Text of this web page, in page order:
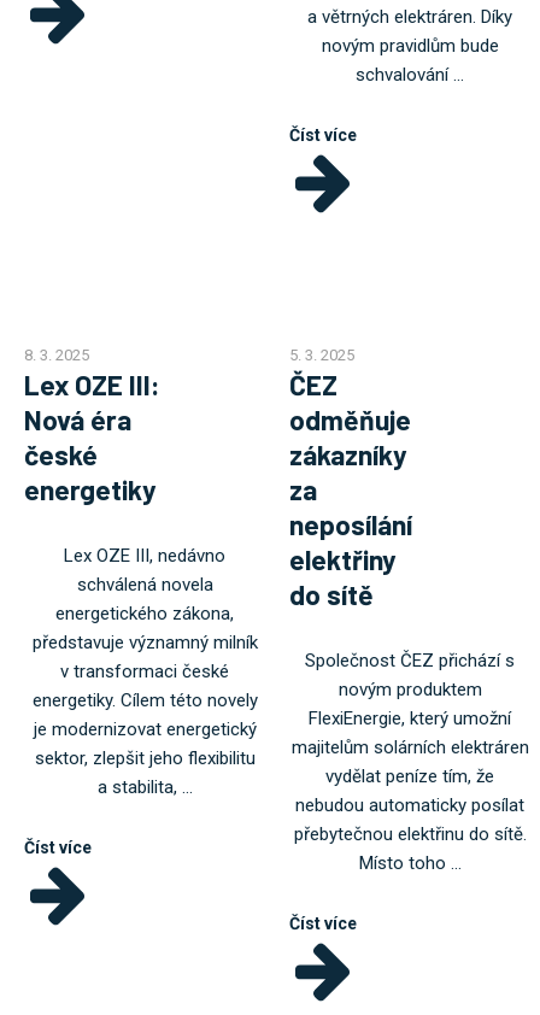
a větrných elektráren. Díky
novým pravidlům bude
schvalování ...
Číst více
8. 3. 2025
Lex OZE III:
Nová éra
české
energetiky
Lex OZE III, nedávno
schválená novela
energetického zákona,
představuje významný milník
v transformaci české
energetiky. Cílem této novely
je modernizovat energetický
sektor, zlepšit jeho flexibilitu
a stabilita, ...
Číst více
5. 3. 2025
ČEZ
odměňuje
zákazníky
za
neposílání
elektřiny
do sítě
Společnost ČEZ přichází s
novým produktem
FlexiEnergie, který umožní
majitelům solárních elektráren
vydělat peníze tím, že
nebudou automaticky posílat
přebytečnou elektřinu do sítě.
Místo toho ...
Číst více